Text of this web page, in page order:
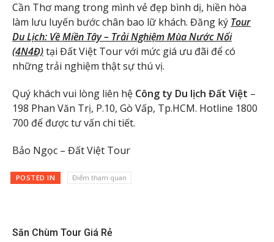
Cần Thơ mang trong mình vẻ đẹp bình dị, hiền hòa
làm lưu luyến bước chân bao lữ khách. Đăng ký Tour
Du Lịch: Về Miền Tây – Trải Nghiệm Mùa Nước Nổi
(4N4Đ)tại Đất Việt Tour với mức giá ưu đãi để có
những trải nghiệm thật sự thú vị.
Quý khách vui lòng liên hệ Công ty Du lịch Đất Việt –
198 Phan Văn Trị, P.10, Gò Vấp, Tp.HCM. Hotline 1800
700 để được tư vấn chi tiết.
Bảo Ngọc – Đất Việt Tour
POSTED IN Điểm tham quan
Săn Chùm Tour Giá Rẻ